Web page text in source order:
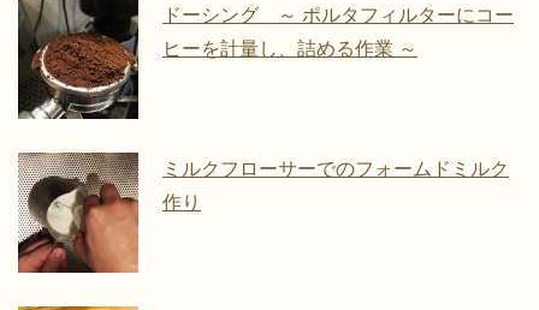
ドーシング ～ ポルタフィルターにコー
ヒーを計量し、詰める作業 ～
ミルクフローサーでのフォームドミルク
作り